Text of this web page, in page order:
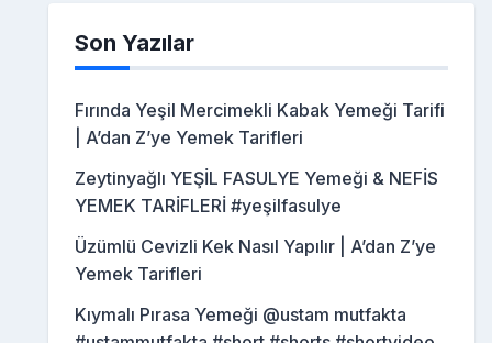
Son Yazılar
Fırında Yeşil Mercimekli Kabak Yemeği Tarifi
| A’dan Z’ye Yemek Tarifleri
Zeytinyağlı YEŞİL FASULYE Yemeği & NEFİS
YEMEK TARİFLERİ #yeşilfasulye
Üzümlü Cevizli Kek Nasıl Yapılır | A’dan Z’ye
Yemek Tarifleri
Kıymalı Pırasa Yemeği @ustam mutfakta